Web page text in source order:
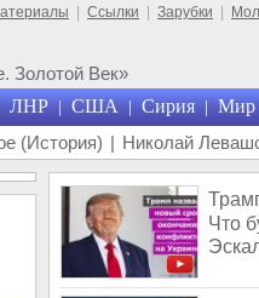
Ссылки Зарубки
Золотой Век»
ЛНР | США | Сирия | Мир
(История) | Николай
Что